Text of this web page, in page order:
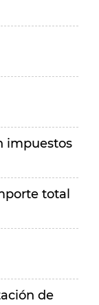
impuestos
total
de